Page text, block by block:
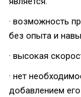
· возможность
без опыта и
· высокая
· нет
добавлением